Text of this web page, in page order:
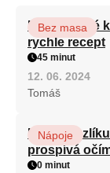
Karlovarské
rychle recept
Bez masa
45 minut
12. 06. 2024
Tomáš
Kořen
prospívá
Nápoje
0 minut